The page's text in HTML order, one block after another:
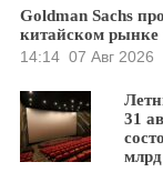
Goldman Sachs
китайском рынке
14:14 07 Авг 2026
31